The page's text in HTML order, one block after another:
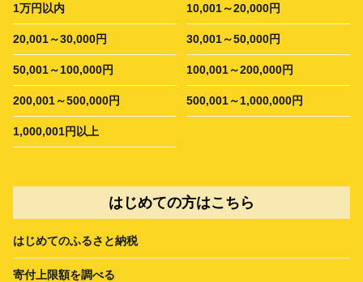
1万円以内 10,001～20,000円
20,001～30,000円 30,001～50,000円
50,001～100,000円 100,001～200,000円
200,001～500,000円 500,001～1,000,000円
1,000,001円以上
はじめての方はこちら
はじめてのふるさと納税
寄付上限額を調べる